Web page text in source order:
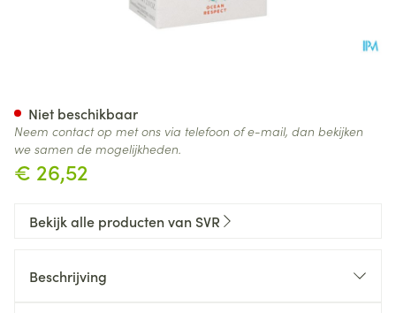
€ 26,52
Niet beschikbaar
Neem contact op met ons via telefoon of e-mail, dan bekijken
we samen de mogelijkheden.
Bekijk alle producten van SVR
Beschrijving